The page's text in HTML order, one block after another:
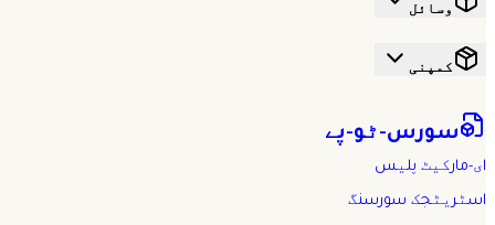
وسائل
کمپنی
سورس-ٹو-پے
ای-مارکیٹ پلیس
اسٹریٹجک سورسنگ